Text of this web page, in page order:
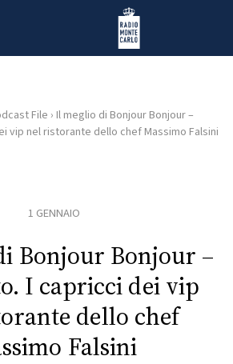
Radio Monte Carlo
File › Il meglio di Bonjour Bonjour –
vip nel ristorante dello chef Massimo Falsini
1 GENNAIO
Bonjour Bonjour –
I capricci dei vip
dello chef
Falsini